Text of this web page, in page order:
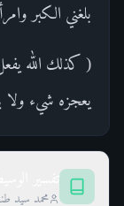
بلغني الكبر
( كذلك الله
يعجزه شيء ولا
محمد سيد